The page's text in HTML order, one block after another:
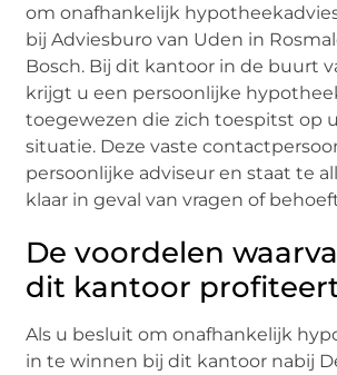
om onafhankelijk
bij Adviesburo van Uden in
Bosch. Bij dit kantoor in de buurt
krijgt u een persoonlijke
toegewezen die zich toespitst op
situatie. Deze vaste
persoonlijke adviseur en staat te
klaar in geval van vragen of
De voordelen
dit kantoor
Als u besluit om onafhankelijk
in te winnen bij dit kantoor nabij